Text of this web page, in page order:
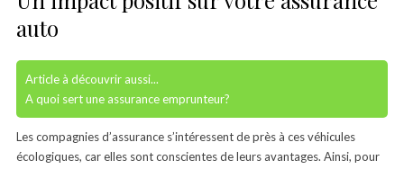
auto
Article à découvrir aussi...
A quoi sert une assurance emprunteur?
Les compagnies d’assurance s’intéressent de près à ces véhicules
écologiques, car elles sont conscientes de leurs avantages. Ainsi, pour